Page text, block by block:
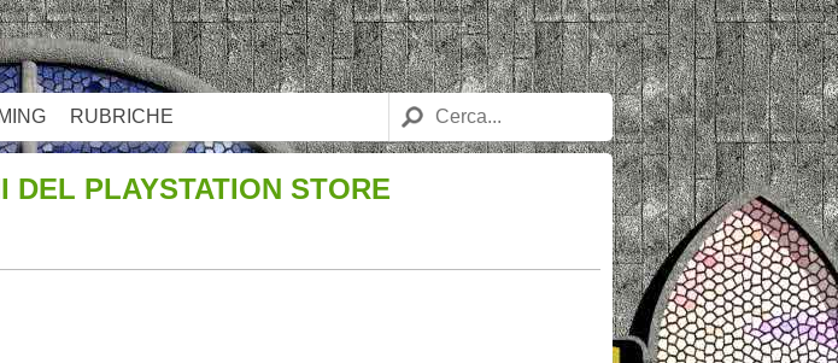
RUBRICHE
DEL PLAYSTATION STORE